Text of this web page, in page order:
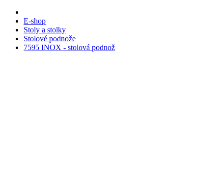
E-shop
Stoly a stolky
Stolové podnože
7595 INOX - stolová podnož